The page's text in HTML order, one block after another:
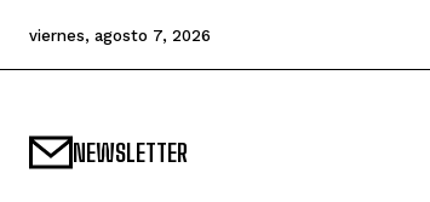
viernes, agosto 7, 2026
NEWSLETTER